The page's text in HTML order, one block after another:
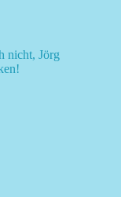
nicht, Jörg